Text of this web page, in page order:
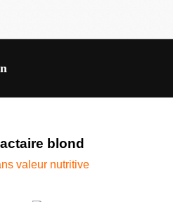
blond
valeur nutritive